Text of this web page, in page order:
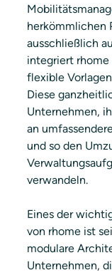
herkömmlichen
ausschließlich
integriert
flexible
Diese
Unternehmen,
an
und so den
verwandeln.
Eines der
von rhome ist
modulare
Unternehmen,